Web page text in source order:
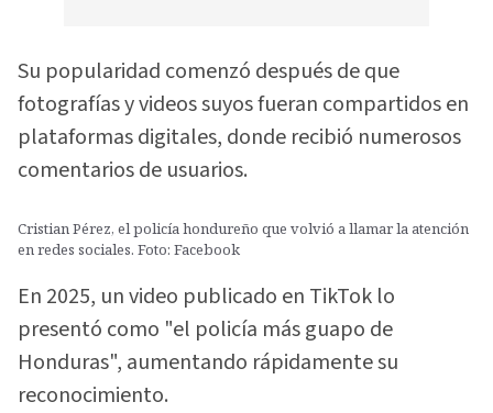
Su popularidad comenzó después de que
fotografías y videos suyos fueran compartidos en
plataformas digitales, donde recibió numerosos
comentarios de usuarios.
Cristian Pérez, el policía hondureño que volvió a llamar la atención
en redes sociales. Foto: Facebook
En 2025, un video publicado en TikTok lo
presentó como "el policía más guapo de
Honduras", aumentando rápidamente su
reconocimiento.